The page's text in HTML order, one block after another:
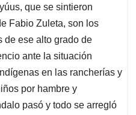
que se sintieron
Fabio Zuleta, son los
de ese alto grado de
ante la situación
en las rancherías y
por hambre y
pasó y todo se arregló